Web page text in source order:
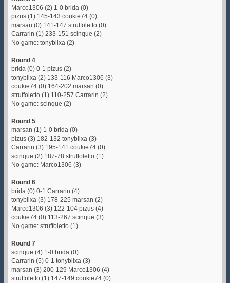
Marco1306 (2) 1-0 brida (0)
pizus (1) 145-143 coukie74 (0)
marsan (0) 141-147 struffoletto (0)
Carrarin (1) 233-151 scinque (2)
No game: tonyblixa (2)
Round 4
brida (0) 0-1 pizus (2)
tonyblixa (2) 133-116 Marco1306 (3)
coukie74 (0) 164-202 marsan (0)
struffoletto (1) 110-257 Carrarin (2)
No game: scinque (2)
Round 5
marsan (1) 1-0 brida (0)
pizus (3) 182-132 tonyblixa (3)
Carrarin (3) 195-141 coukie74 (0)
scinque (2) 187-78 struffoletto (1)
No game: Marco1306 (3)
Round 6
brida (0) 0-1 Carrarin (4)
tonyblixa (3) 178-225 marsan (2)
Marco1306 (3) 122-104 pizus (4)
coukie74 (0) 113-267 scinque (3)
No game: struffoletto (1)
Round 7
scinque (4) 1-0 brida (0)
Carrarin (5) 0-1 tonyblixa (3)
marsan (3) 200-129 Marco1306 (4)
struffoletto (1) 147-149 coukie74 (0)